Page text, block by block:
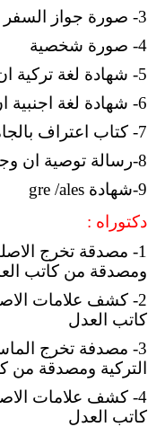
3- صورة جواز السفر
4- صورة شخصية
5- شهادة لغة تركية ان وجدت
6- شهادة لغة اجنبية ان وجدت
7- كتاب اعتراف بالجامعة
8-رسالة توصية ان وجدت
9-شهادة gre /ales
دكتوراه :
1- مصدقة تخرج
ومصدقة من كاتب
2- كشف علامات
كاتب العدل
3- مصدفة تخرج
التركية ومصدقة من
4- كشف علامات
كاتب العدل